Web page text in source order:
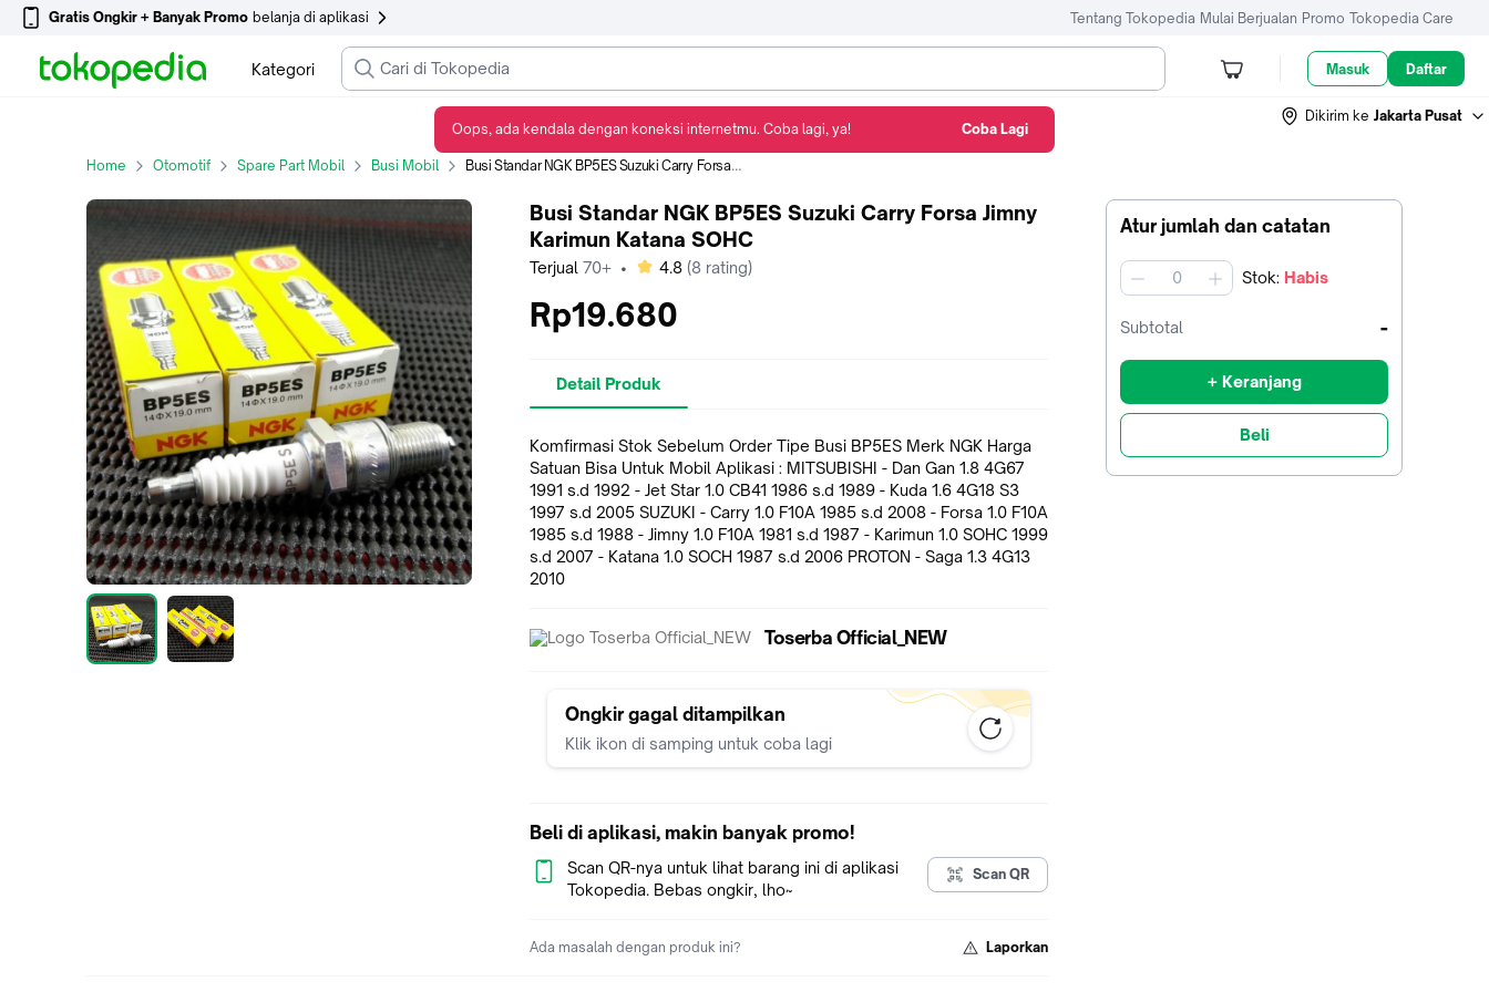
Gratis Ongkir + Banyak Promo belanja di aplikasi Tentang Tokopedia Mulai Berjualan Promo Tokopedia Care
Kategori Masuk Daftar
Dikirim ke Jakarta Pusat
Home Otomotif Spare Part Mobil Busi Mobil Busi Standar NGK BP5ES Suzuki Carry Forsa Jimny Karimun Katana SOHC
Atur jumlah dan catatan
jumlah Stok: Habis
Subtotal -
+ Keranjang
Beli
Busi Standar NGK BP5ES Suzuki Carry Forsa Jimny
Karimun Katana SOHC
Terjual 70+ • bintang
4.8 (8 rating)
Rp19.680
Detail Produk
Komfirmasi Stok Sebelum Order Tipe Busi BP5ES Merk NGK Harga
Satuan Bisa Untuk Mobil Aplikasi : MITSUBISHI - Dan Gan 1.8 4G67
1991 s.d 1992 - Jet Star 1.0 CB41 1986 s.d 1989 - Kuda 1.6 4G18 S3
1997 s.d 2005 SUZUKI - Carry 1.0 F10A 1985 s.d 2008 - Forsa 1.0 F10A
1985 s.d 1988 - Jimny 1.0 F10A 1981 s.d 1987 - Karimun 1.0 SOHC 1999
s.d 2007 - Katana 1.0 SOCH 1987 s.d 2006 PROTON - Saga 1.3 4G13
2010
Toserba Official_NEW
Ongkir gagal ditampilkan
Klik ikon di samping untuk coba lagi
Beli di aplikasi, makin banyak promo!
Scan QR-nya untuk lihat barang ini di aplikasi
Tokopedia. Bebas ongkir, lho~
Scan QR
Ada masalah dengan produk ini? Laporkan
Oops, ada kendala dengan koneksi internetmu. Coba lagi, ya! Coba Lagi